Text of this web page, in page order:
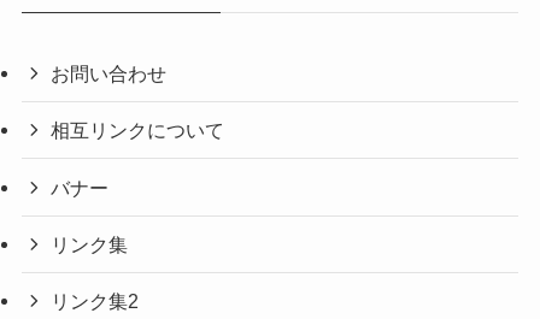
お問い合わせ
相互リンクについて
バナー
リンク集
リンク集2